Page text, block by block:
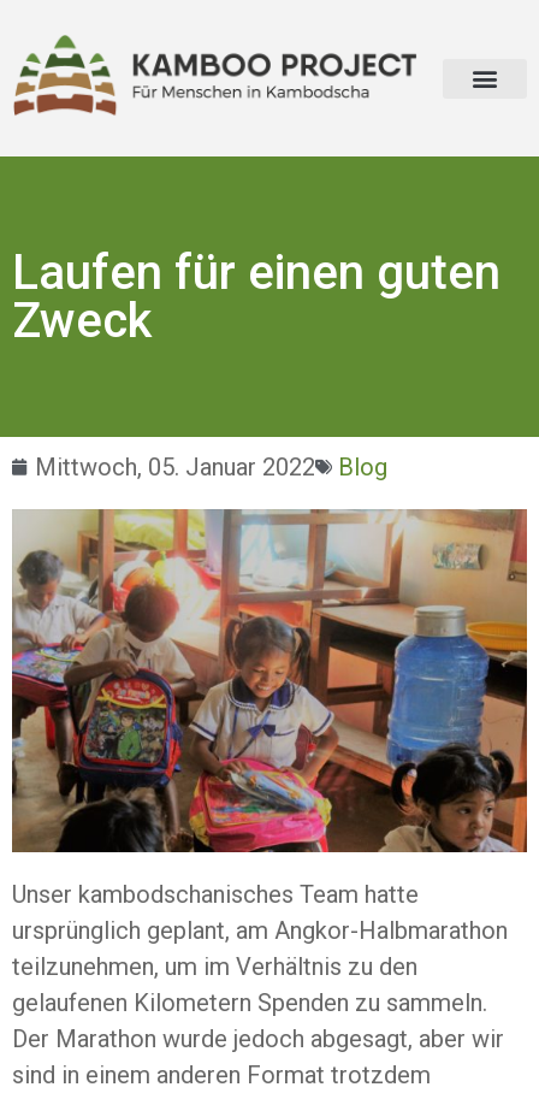
Laufen für einen guten
Zweck
Mittwoch, 05. Januar 2022 Blog
Unser kambodschanisches Team hatte
ursprünglich geplant, am Angkor-Halbmarathon
teilzunehmen, um im Verhältnis zu den
gelaufenen Kilometern Spenden zu sammeln.
Der Marathon wurde jedoch abgesagt, aber wir
sind in einem anderen Format trotzdem